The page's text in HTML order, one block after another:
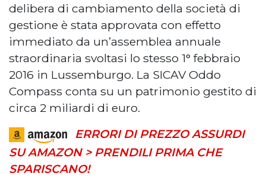
delibera di cambiamento della società di
gestione è stata approvata con effetto
immediato da un’assemblea annuale
straordinaria svoltasi lo stesso 1° febbraio
2016 in Lussemburgo. La SICAV Oddo
Compass conta su un patrimonio gestito di
circa 2 miliardi di euro.
ERRORI DI PREZZO ASSURDI
SU AMAZON > PRENDILI PRIMA CHE
SPARISCANO!